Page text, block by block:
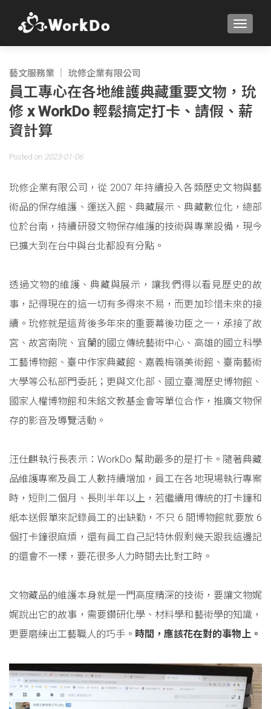
藝文服務業 玧修企業有限公司
員工專心在各地維護典藏重要文物，玧
修 x WorkDo 輕鬆搞定打卡、請假、薪
資計算
Posted on 2023-01-06
玧修企業有限公司，從 2007 年持續投入各類歷史文物與藝
術品的保存維護、運送入館、典藏展示、典藏數位化，總部
位於台南，持續研發文物保存維護的技術與專業設備，現今
已擴大到在台中與台北都設有分點。
透過文物的維護、典藏與展示，讓我們得以看見歷史的故
事，記得現在的這一切有多得來不易，而更加珍惜未來的接
續。玧修就是這背後多年來的重要幕後功臣之一，承接了故
宮、故宮南院、宜蘭的國立傳統藝術中心、高雄的國立科學
工藝博物館、臺中作家典藏館、嘉義梅嶺美術館、臺南藝術
大學等公私部門委託；更與文化部、國立臺灣歷史博物館、
國家人權博物館和朱銘文教基金會等單位合作，推廣文物保
存的影音及導覽活動。
汪仕麒執行長表示：WorkDo 幫助最多的是打卡。隨著典藏
品維護專案及員工人數持續增加，員工在各地現場執行專案
時，短則二個月、長則半年以上，若繼續用傳統的打卡鐘和
紙本送假單來記錄員工的出缺勤，不只 6 間博物館就要放 6
個打卡鐘很麻煩，還有員工自己記特休假剩幾天跟我這邊記
的還會不一樣，要花很多人力時間去比對工時。
文物藏品的維護本身就是一門高度精深的技術，要讓文物娓
娓說出它的故事，需要鑽研化學、材料學和藝術學的知識，
更要磨練出工藝職人的巧手。 時間，應該花在對的事物上。